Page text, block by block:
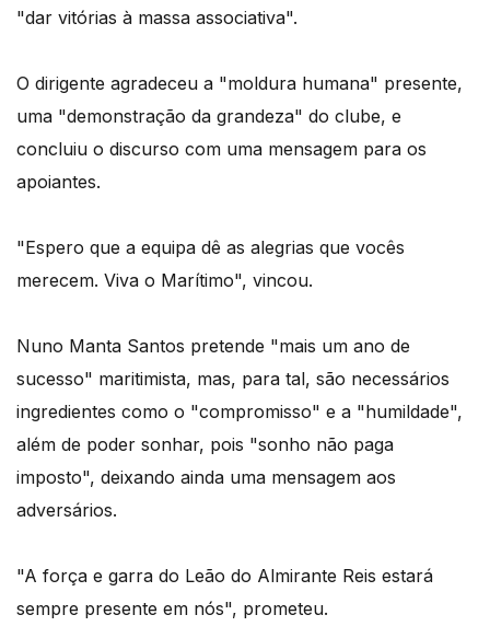
"dar vitórias à massa associativa".
O dirigente agradeceu a "moldura humana" presente,
uma "demonstração da grandeza" do clube, e
concluiu o discurso com uma mensagem para os
apoiantes.
"Espero que a equipa dê as alegrias que vocês
merecem. Viva o Marítimo", vincou.
Nuno Manta Santos pretende "mais um ano de
sucesso" maritimista, mas, para tal, são necessários
ingredientes como o "compromisso" e a "humildade",
além de poder sonhar, pois "sonho não paga
imposto", deixando ainda uma mensagem aos
adversários.
"A força e garra do Leão do Almirante Reis estará
sempre presente em nós", prometeu.